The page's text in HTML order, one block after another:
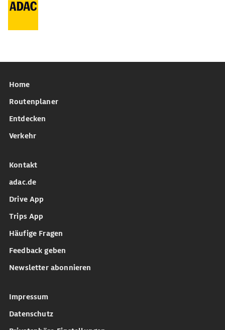
Home
Routenplaner
Entdecken
Verkehr
Kontakt
adac.de
Drive App
Trips App
Häufige Fragen
Feedback geben
Newsletter abonnieren
Impressum
Datenschutz